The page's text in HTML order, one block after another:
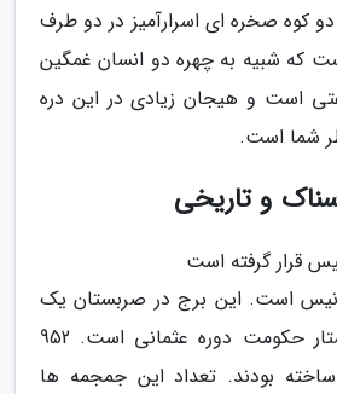
کوه صخره ای اسرارآمیز در دو طرف
که شبیه به چهره دو انسان غمگین
است و هیجان زیادی در این دره
شما است.
و تاریخی
قرار گرفته است
است. این برج در صربستان یک
خاطره ملموس از کشتار حکومت دوره عثمانی است. 952
بودند. تعداد این جمجمه ها